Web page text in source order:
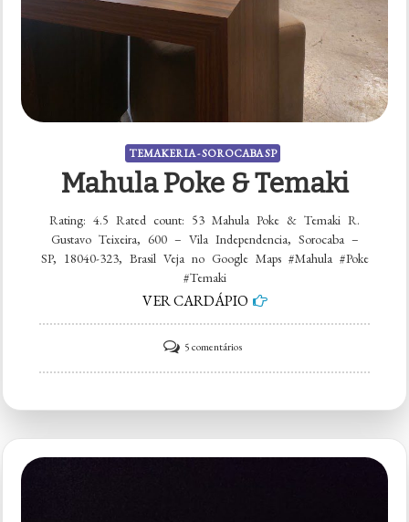
TEMAKERIA - SOROCABA SP
Mahula Poke & Temaki
Rating: 4.5 Rated count: 53 Mahula Poke & Temaki R.
Gustavo Teixeira, 600 – Vila Independencia, Sorocaba –
SP, 18040-323, Brasil Veja no Google Maps #Mahula #Poke
#Temaki
VER CARDÁPIO
5 comentáriosem
Mahula